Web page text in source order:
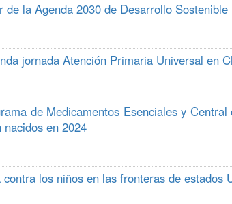
de la Agenda 2030 de Desarrollo Sostenible
jornada Atención Primaria Universal en
de Medicamentos Esenciales y
en 2024
los niños en las fronteras de estados